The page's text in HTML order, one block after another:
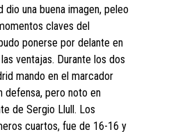
dio una buena imagen, peleo
claves del
ponerse por delante en
ventajas. Durante los dos
mando en el marcador
defensa, pero noto en
de Sergio Llull. Los
cuartos, fue de 16-16 y